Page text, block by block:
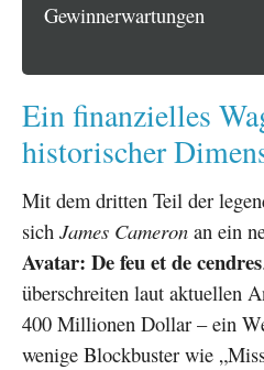
Gewinnerwartungen
Ein finanzielles
historischer
Mit dem dritten Teil der
sich James Cameron an ein
Avatar: De feu et de cendres
überschreiten laut aktuellen
400 Millionen Dollar – ein
wenige Blockbuster wie